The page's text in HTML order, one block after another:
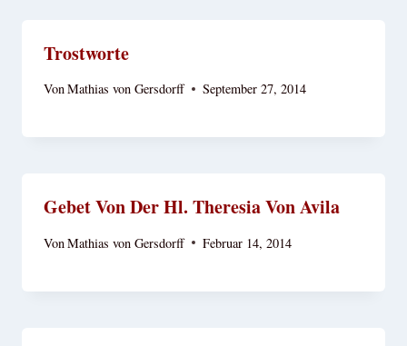
Trostworte
VonMathias von Gersdorff September 27, 2014
Gebet Von Der Hl. Theresia Von Avila
VonMathias von Gersdorff Februar 14, 2014